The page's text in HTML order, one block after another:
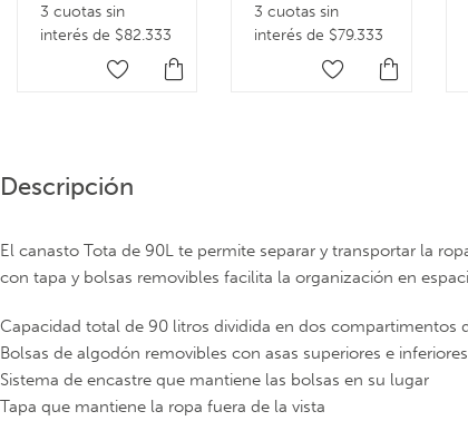
3 cuotas sin
interés de $82.333
3 cuotas sin
interés de $79.333
Descripción
El canasto Tota de 90L te permite separar y transportar la
con tapa y bolsas removibles facilita la organización en
Capacidad total de 90 litros dividida en dos compartimentos
Bolsas de algodón removibles con asas superiores e
Sistema de encastre que mantiene las bolsas en su lugar
Tapa que mantiene la ropa fuera de la vista